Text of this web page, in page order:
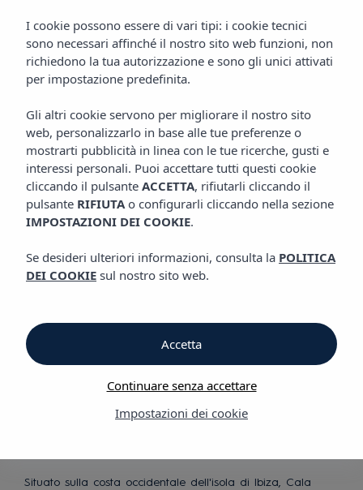
Home Ibiza CALA TARIDA
Scopri i nostri Hotel
a Cala Tarida
Un'esperienza
unica al mare
Situato sulla costa occidentale dell'isola di Ibiza, Cala
I cookie possono essere di vari tipi: i cookie tecnici
sono necessari affinché il nostro sito web funzioni, non
richiedono la tua autorizzazione e sono gli unici attivati
per impostazione predefinita.
Gli altri cookie servono per migliorare il nostro sito
web, personalizzarlo in base alle tue preferenze o
mostrarti pubblicità in linea con le tue ricerche, gusti e
interessi personali. Puoi accettare tutti questi cookie
cliccando il pulsante ACCETTA, rifiutarli cliccando il
pulsante RIFIUTAo configurarli cliccando nella sezione
IMPOSTAZIONI DEI COOKIE.
Se desideri ulteriori informazioni, consulta la POLITICA
DEI COOKIE sul nostro sito web.
Impostazioni dei cookie
Continuare senza accettare
Accetta